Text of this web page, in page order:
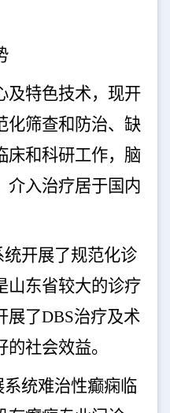
及特色技术，现开
化筛查和防治、缺
床和科研工作，脑
介入治疗居于国内
开展了规范化诊
山东省较大的诊疗
展了DBS治疗及术
社会效益。
统难治性癫痫临